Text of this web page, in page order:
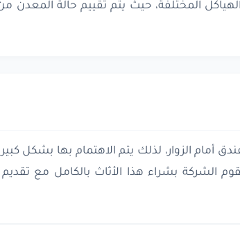
المختلفة، حيث يتم تقييم حالة المعدن
أمام الزوار، لذلك يتم الاهتمام بها بشكل
الشركة بشراء هذا الأثاث بالكامل مع